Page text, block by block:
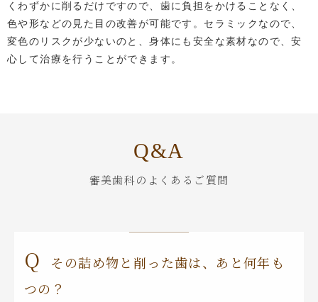
くわずかに削るだけですので、歯に負担をかけることなく、
色や形などの見た目の改善が可能です。セラミックなので、
変色のリスクが少ないのと、身体にも安全な素材なので、安
心して治療を行うことができます。
Q&A
審美歯科のよくあるご質問
Q
その詰め物と削った歯は、あと何年も
つの？